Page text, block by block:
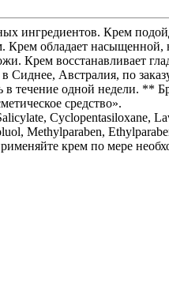
ингредиентов. Крем
Крем обладает
восстанавливает
Австралия, по
в течение одной недели.
средство».
Cyclopentasiloxane,
Methylparaben,
крем по мере